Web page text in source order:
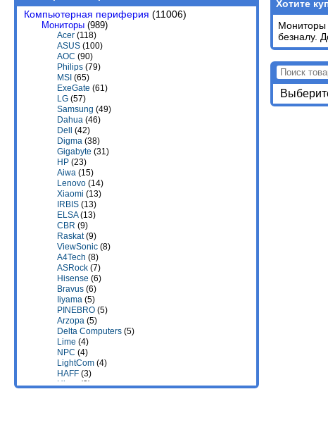
Компьютерная периферия (11006)
Мониторы (989)
Acer (118)
ASUS (100)
AOC (90)
Philips (79)
MSI (65)
ExeGate (61)
LG (57)
Samsung (49)
Dahua (46)
Dell
(42)
Digma (38)
Gigabyte (31)
HP (23)
Aiwa (15)
Lenovo (14)
Xiaomi (13)
IRBIS (13)
ELSA(13)
CBR (9)
Raskat(9)
ViewSonic (8)
A4Tech (8)
ASRock (7)
Hisense (6)
Bravus (6)
Iiyama (5)
PINEBRO (5)
Arzopa (5)
Delta Computers (5)
Lime (4)
NPC (4)
LightCom (4)
HAFF (3)
Hiper(3)
Хотите
Мониторы
безналу.